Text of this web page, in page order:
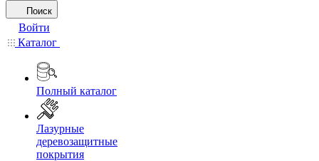
Поиск
Войти
Каталог
Полный каталог
Лазурные
деревозащитные
покрытия